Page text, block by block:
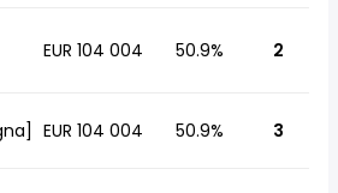
EUR 104 004 50.9% 2
EUR 104 004 50.9% 3